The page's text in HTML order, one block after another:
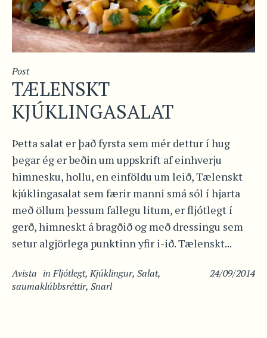
Post
TÆLENSKT
KJÚKLINGASALAT
Þetta salat er það fyrsta sem mér dettur í hug
þegar ég er beðin um uppskrift af einhverju
himnesku, hollu, en einföldu um leið, Tælenskt
kjúklingasalat sem færir manni smá sól í hjarta
með öllum þessum fallegu litum, er fljótlegt í
gerð, himneskt á bragðið og með dressingu sem
setur algjörlega punktinn yfir i-ið. Tælenskt...
24/09/2014
Avista inFljótlegt,Kjúklingur, Salat,
saumaklúbbsréttir, Snarl